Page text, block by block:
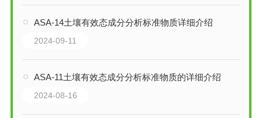
ASA-14土壤有效态成分分析标准物质详细介绍
2024-09-11
ASA-11土壤有效态成分分析标准物质的详细介绍
2024-08-16